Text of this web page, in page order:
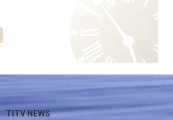
TITV NEWS